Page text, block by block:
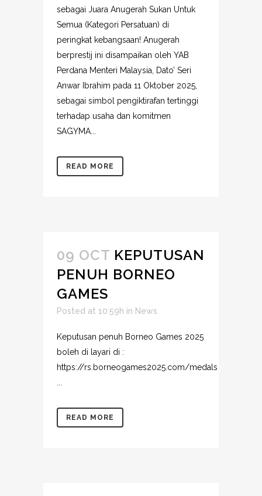
sebagai Juara Anugerah Sukan Untuk
Semua (Kategori Persatuan) di
peringkat kebangsaan! Anugerah
berprestij ini disampaikan oleh YAB
Perdana Menteri Malaysia, Dato’ Seri
Anwar Ibrahim pada 11 Oktober 2025,
sebagai simbol pengiktirafan tertinggi
terhadap usaha dan komitmen
SAGYMA...
READ MORE
09 OCT KEPUTUSAN
PENUH BORNEO
GAMES
Posted at 10:59h in News
Keputusan penuh Borneo Games 2025
boleh di layari di :
https://rs.borneogames2025.com/medals
READ MORE